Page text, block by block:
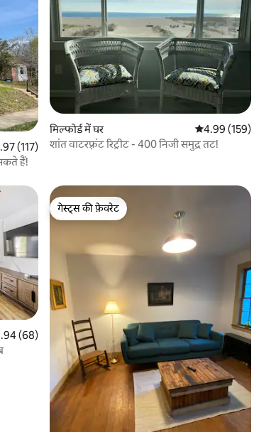
रेटिंग 5 में से 4.97, 117 समीक्षाएँ
(117)
हैं!
मिल्फोर्ड में घर औसत रेटिंग 5
4.99 (159)
शांत वाटरफ़्रंट रिट्रीट - 400 निजी समुद्र तट!
रेटिंग 5 में से 4.94, 68 समीक्षाएँ
(68)
गेस्ट्स की फ़ेवरेट
गेस्ट्स की फ़ेवरेट